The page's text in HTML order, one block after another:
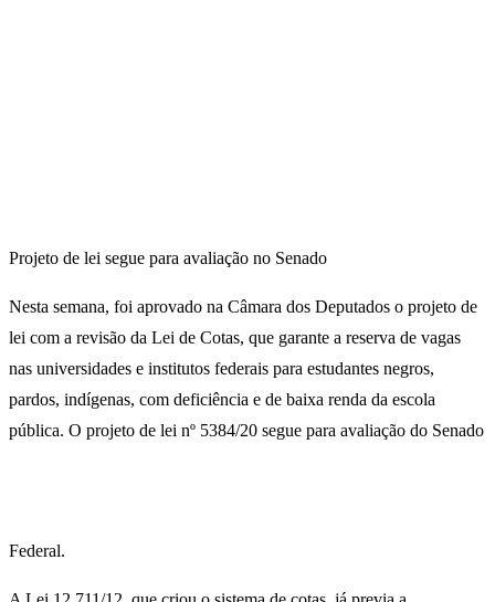
Projeto de lei segue para avaliação no Senado
Nesta semana, foi aprovado na Câmara dos Deputados o projeto de
lei com a revisão da Lei de Cotas, que garante a reserva de vagas
nas universidades e institutos federais para estudantes negros,
pardos, indígenas, com deficiência e de baixa renda da escola
pública. O projeto de lei nº 5384/20 segue para avaliação do Senado
Federal.